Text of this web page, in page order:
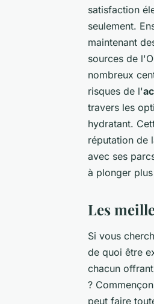
satisfaction
seulement.
maintenant
sources de l'
nombreux
risques de l'
travers les
hydratant.
réputation de
avec ses
à plonger
Les
Si vous
de quoi être
chacun
?
peut faire